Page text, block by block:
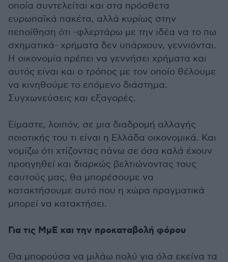
οποία συντελείται και στα πρόσθετα
ευρωπαϊκά πακέτα, αλλά κυρίως στην
πεποίθηση ότι -φλερτάρω με την ιδέα να το πω
σχηματικά- χρήματα δεν υπάρχουν, γεννιόνται.
Η οικονομία πρέπει να γεννήσει χρήματα και
αυτός είναι και ο τρόπος με τον οποίο θέλουμε
να κινηθούμε το επόμενο διάστημα.
Συγχωνεύσεις και εξαγορές.
Είμαστε, λοιπόν, σε μια διαδρομή αλλαγής
ποιοτικής του τι είναι η Ελλάδα οικονομικά. Και
νομίζω ότι χτίζοντας πάνω σε όσα καλά έχουν
προηγηθεί και διαρκώς βελτιώνοντας τους
εαυτούς μας, θα μπορέσουμε να
κατακτήσουμε αυτό που η χώρα πραγματικά
μπορεί να κατακτήσει.
Για τις ΜμΕ και την προκαταβολή φόρου
Θα μπορούσα να μιλάω πολύ για όλα εκείνα τα